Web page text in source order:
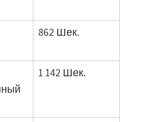
862 Шек.
1 142 Шек.